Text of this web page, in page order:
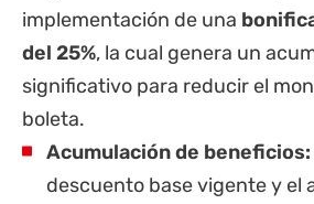
implementación de una
del 25%, la cual genera un
significativo para reducir el
boleta.
Acumulación de beneficios:
descuento base vigente y el